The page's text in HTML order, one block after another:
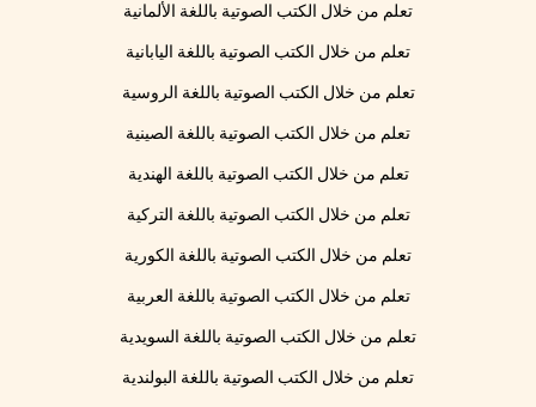
تعلم من خلال الكتب الصوتية باللغة الألمانية
تعلم من خلال الكتب الصوتية باللغة اليابانية
تعلم من خلال الكتب الصوتية باللغة الروسية
تعلم من خلال الكتب الصوتية باللغة الصينية
تعلم من خلال الكتب الصوتية باللغة الهندية
تعلم من خلال الكتب الصوتية باللغة التركية
تعلم من خلال الكتب الصوتية باللغة الكورية
تعلم من خلال الكتب الصوتية باللغة العربية
تعلم من خلال الكتب الصوتية باللغة السويدية
تعلم من خلال الكتب الصوتية باللغة البولندية